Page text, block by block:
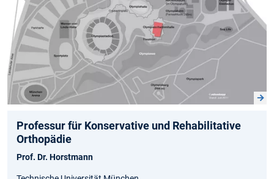
Professur für Konservative und Rehabilitative
Orthopädie
Prof. Dr. Horstmann